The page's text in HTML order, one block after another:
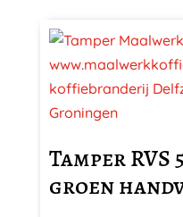
Tamper RVS
groen